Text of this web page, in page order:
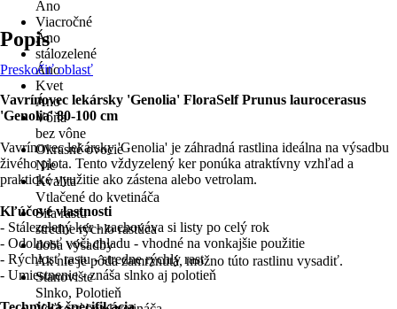
Áno
Viacročné
Áno
stálozelené
Áno
Kvet
Áno
Vôňa
bez vône
Okrasné ovocie
Nie
Kvalita
Vtlačené do kvetináča
Sila rastu
stredne rýchlo rastúca
doba výsadby
Ak nie je pôda zamrznutá, možno túto rastlinu vysadiť.
Stanovište
Slnko, Polotieň
Popis
Preskočiť oblasť
Vavrínovec lekársky 'Genolia' FloraSelf Prunus laurocerasus
'Genolia' 80-100 cm
Vavrínovec lekársky 'Genolia' je záhradná rastlina ideálna na výsadbu
živého plota. Tento vždyzelený ker ponúka atraktívny vzhľad a
praktické využitie ako zástena alebo vetrolam.
Kľúčové vlastnosti
- Stálezelený ker - zachováva si listy po celý rok
- Odolnosť voči chladu - vhodné na vonkajšie použitie
- Rýchlosť rastu - stredne rýchly rast
- Umiestnenie - znáša slnko aj polotieň